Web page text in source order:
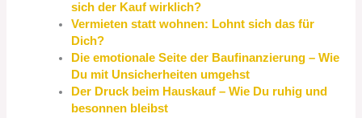
sich der Kauf wirklich?
Vermieten statt wohnen: Lohnt sich das für
Dich?
Die emotionale Seite der Baufinanzierung – Wie
Du mit Unsicherheiten umgehst
Der Druck beim Hauskauf – Wie Du ruhig und
besonnen bleibst